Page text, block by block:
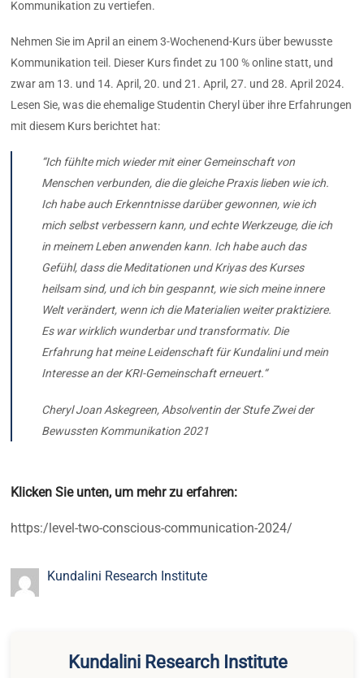
Kommunikation zu vertiefen.
Nehmen Sie im April an einem 3-Wochenend-Kurs über bewusste
Kommunikation teil. Dieser Kurs findet zu 100 % online statt, und
zwar am 13. und 14. April, 20. und 21. April, 27. und 28. April 2024.
Lesen Sie, was die ehemalige Studentin Cheryl über ihre Erfahrungen
mit diesem Kurs berichtet hat:
“Ich fühlte mich wieder mit einer Gemeinschaft von
Menschen verbunden, die die gleiche Praxis lieben wie ich.
Ich habe auch Erkenntnisse darüber gewonnen, wie ich
mich selbst verbessern kann, und echte Werkzeuge, die ich
in meinem Leben anwenden kann. Ich habe auch das
Gefühl, dass die Meditationen und Kriyas des Kurses
heilsam sind, und ich bin gespannt, wie sich meine innere
Welt verändert, wenn ich die Materialien weiter praktiziere.
Es war wirklich wunderbar und transformativ. Die
Erfahrung hat meine Leidenschaft für Kundalini und mein
Interesse an der KRI-Gemeinschaft erneuert.“
Cheryl Joan Askegreen, Absolventin der Stufe Zwei der
Bewussten Kommunikation 2021
Klicken Sie unten, um mehr zu erfahren:
https:/level-two-conscious-communication-2024/
Kundalini Research Institute
Kundalini Research Institute